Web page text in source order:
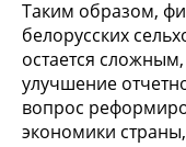
Таким образом,
белорусских
остается
улучшение
вопрос
экономики